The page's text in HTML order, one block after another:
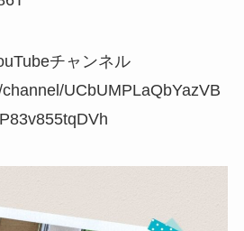
チャンネル
UCbUMPLaQbYazVB